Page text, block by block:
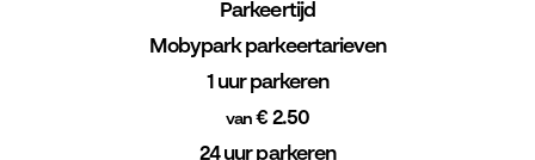
Parkeertijd
Mobypark parkeertarieven
1 uur parkeren
van € 2.50
24 uur parkeren